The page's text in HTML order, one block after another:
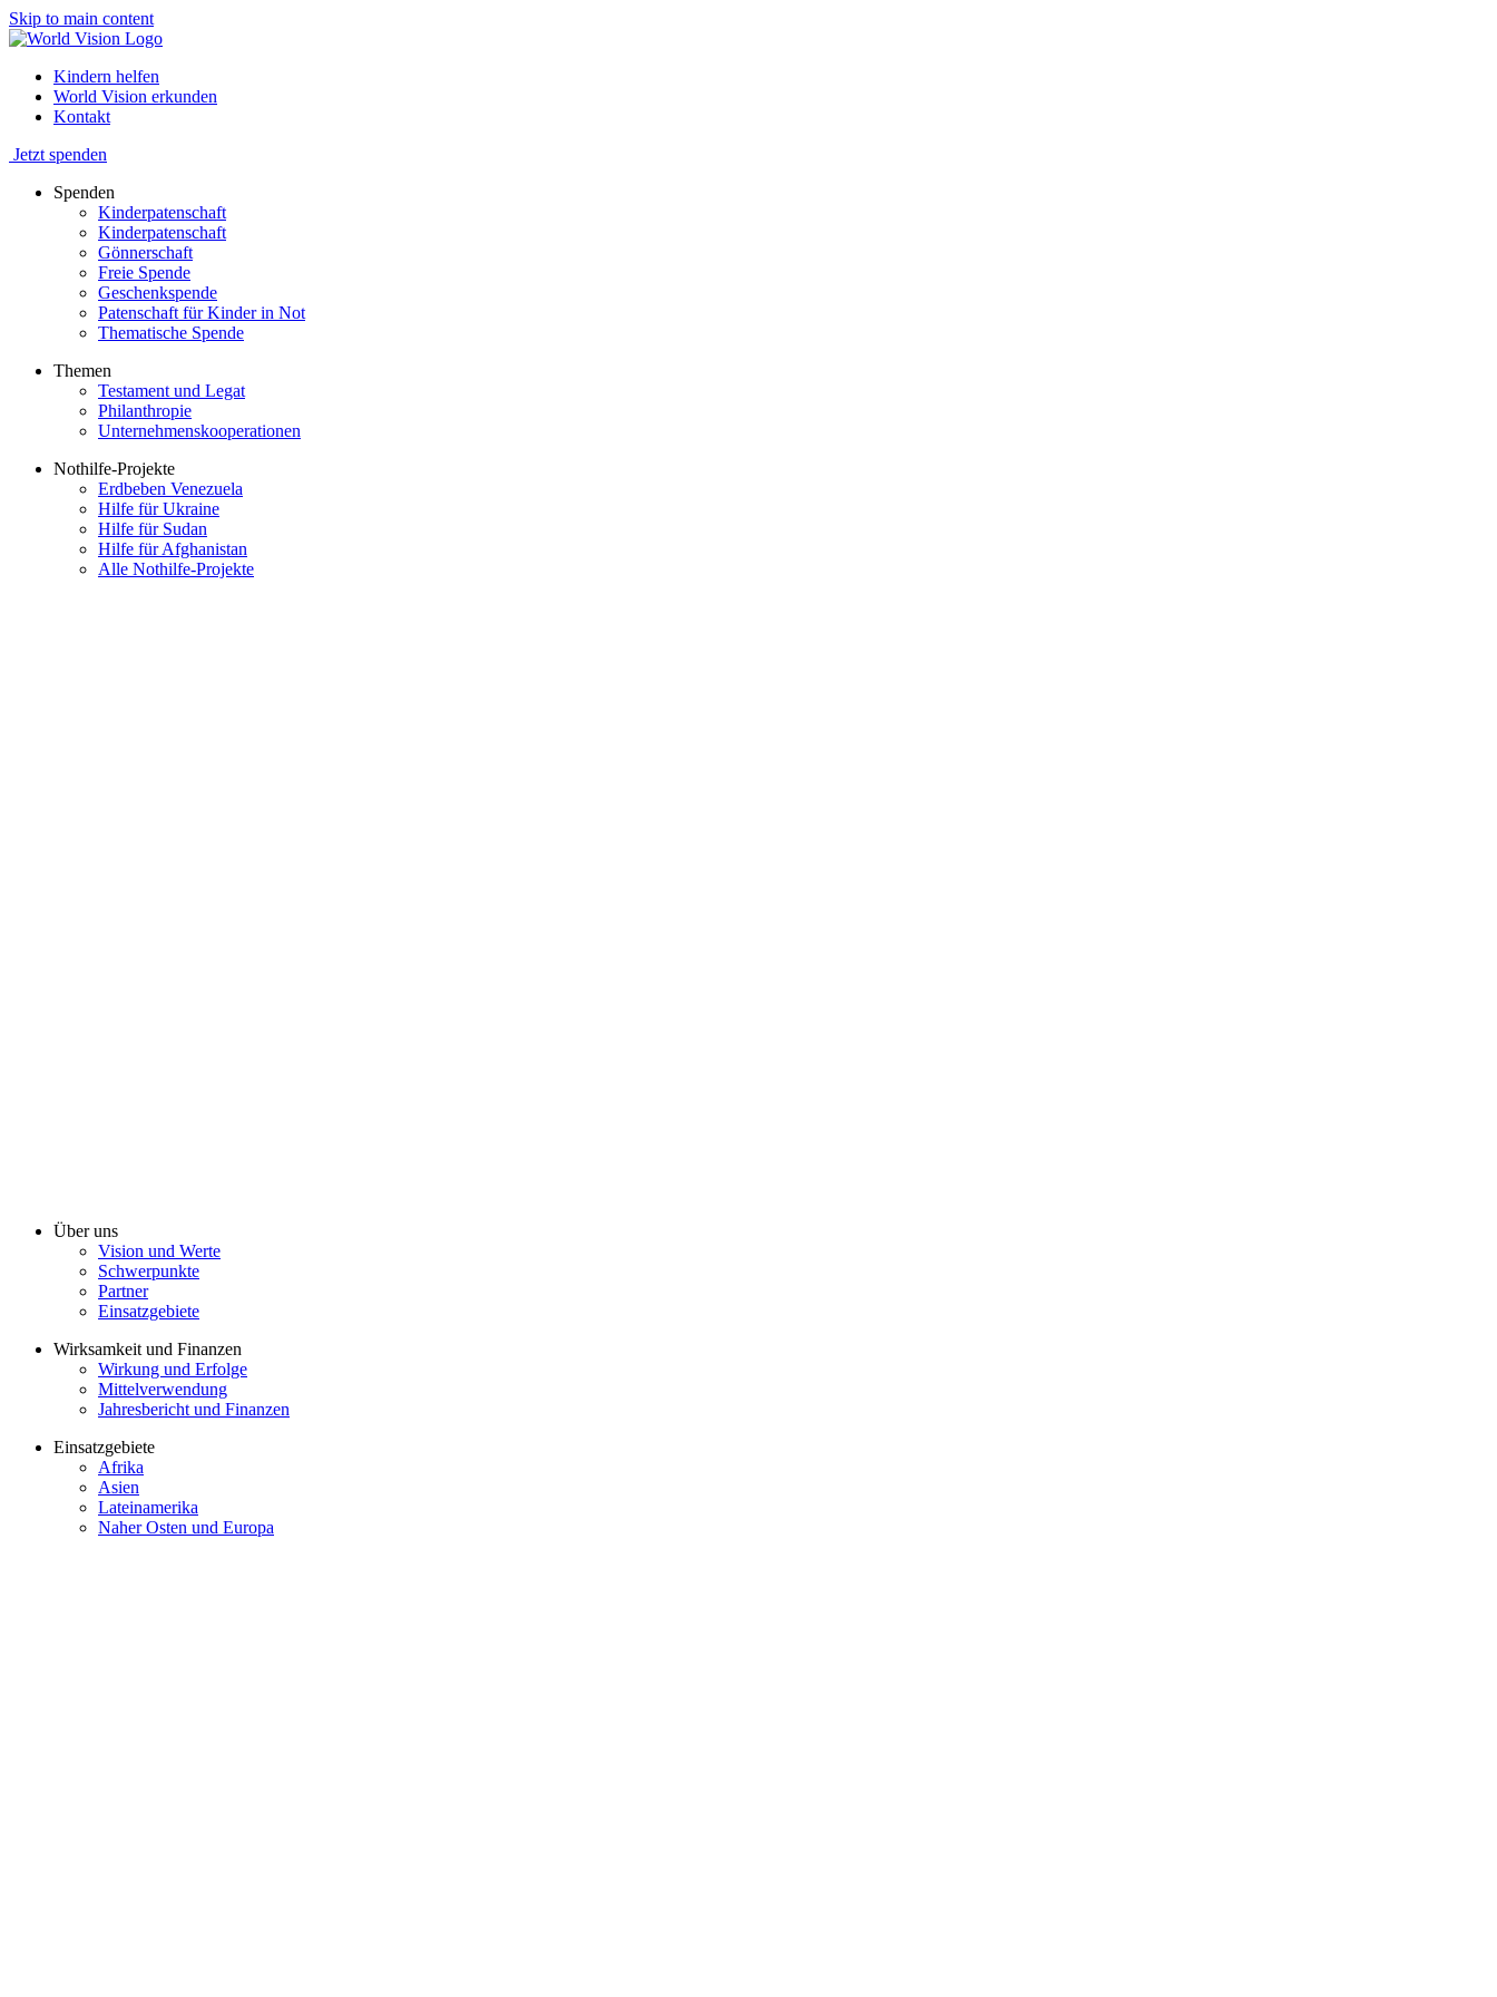
Skip to main content
Kindern helfen
World Vision erkunden
Kontakt
Jetzt spenden
Spenden
Kinderpatenschaft
Kinderpatenschaft
Gönnerschaft
Freie Spende
Geschenkspende
Patenschaft für Kinder in Not
Thematische Spende
Themen
Testament und Legat
Philanthropie
Unternehmenskooperationen
Nothilfe-Projekte
Erdbeben Venezuela
Hilfe für Ukraine
Hilfe für Sudan
Hilfe für Afghanistan
Alle Nothilfe-Projekte
Über uns
Vision und Werte
Schwerpunkte
Partner
Einsatzgebiete
Wirksamkeit und Finanzen
Wirkung und Erfolge
Mittelverwendung
Jahresbericht und Finanzen
Einsatzgebiete
Afrika
Asien
Lateinamerika
Naher Osten und Europa